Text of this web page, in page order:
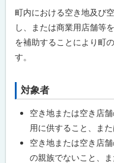
き
地
空
き
店
舗
事
業
助
プ
に
戻
る
町内における空き地及び
し、または商業用店舗等
を補助することにより町
す。
ト対象者
空き地または空き店
用に供すること、ま
空き地または空き店
の親族でないこと、